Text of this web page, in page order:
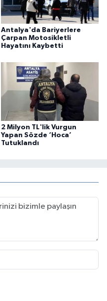
Antalya'da Bariyerlere
Çarpan Motosikletli
Hayatını Kaybetti
2 Milyon TL'lik Vurgun
Yapan Sözde ‘Hoca’
Tutuklandı